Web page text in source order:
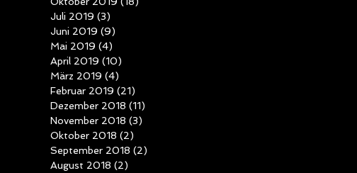
Juli 2019 (3)
Juni 2019 (9)
Mai 2019 (4)
April 2019 (10)
März 2019 (4)
Februar 2019 (21)
Dezember 2018 (11)
November 2018 (3)
Oktober 2018 (2)
September 2018 (2)
August 2018 (2)